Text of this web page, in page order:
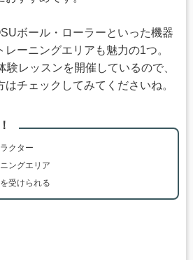
ボール・ローラーといった機器
ーニングエリアも魅力の1つ。
験レッスンを開催しているので、
チェックしてみてくださいね。
クター
ングエリア
受けられる